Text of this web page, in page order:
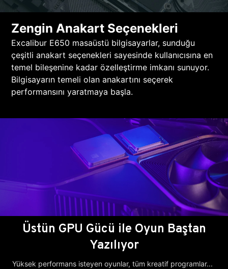
Zengin Anakart Seçenekleri
Excalibur E650 masaüstü bilgisayarlar, sunduğu
çeşitli anakart seçenekleri sayesinde kullanıcısına en
temel bileşenine kadar özelleştirme imkanı sunuyor.
Bilgisayarın temeli olan anakartını seçerek
performansını yaratmaya başla.
Üstün GPU Gücü ile Oyun Baştan
Yazılıyor
Yüksek performans isteyen oyunlar, tüm kreatif programlar...